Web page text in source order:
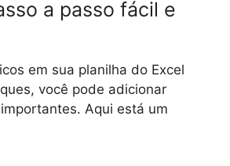
a passo fácil e
em sua planilha do Excel
você pode adicionar
Aqui está um